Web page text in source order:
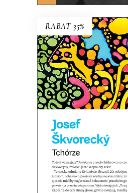
RABAT 35%
NOWE WYDANIE
69.00zł
KSIĄŻKA DO